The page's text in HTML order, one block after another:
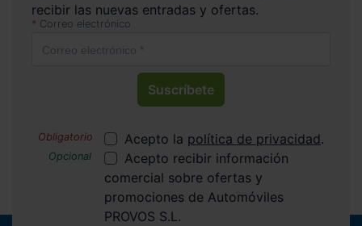
recibir las nuevas entradas y ofertas.
Correo electrónico
Suscríbete
Acepto la política de privacidad.
Acepto recibir información
comercial sobre ofertas y
promociones de Automóviles
PROVOS S.L.